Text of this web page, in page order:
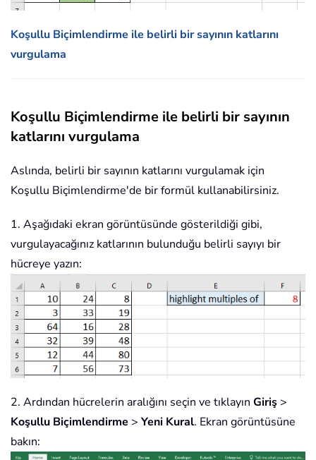
Koşullu Biçimlendirme ile belirli bir sayının katlarını
vurgulama
Koşullu Biçimlendirme ile belirli bir sayının
katlarını vurgulama
Aslında, belirli bir sayının katlarını vurgulamak için
Koşullu Biçimlendirme'de bir formül kullanabilirsiniz.
1. Aşağıdaki ekran görüntüsünde gösterildiği gibi,
vurgulayacağınız katlarının bulunduğu belirli sayıyı bir
hücreye yazın:
2. Ardından hücrelerin aralığını seçin ve tıklayın Giriş >
Koşullu Biçimlendirme > Yeni Kural. Ekran görüntüsüne
bakın: